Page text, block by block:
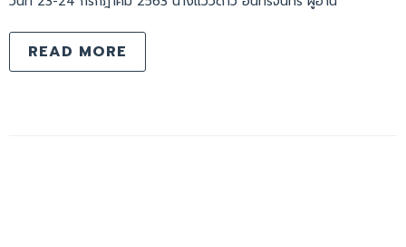
READ MORE